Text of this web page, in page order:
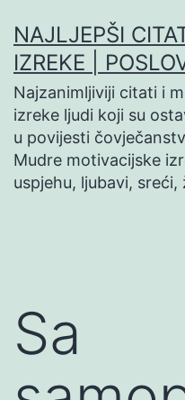
na
sadržaj
NAJLJEPŠI
IZREKE |
Najzanimljiviji citati i
izreke ljudi koji su
u povijesti
Mudre motivacijske
uspjehu, ljubavi,
Sa